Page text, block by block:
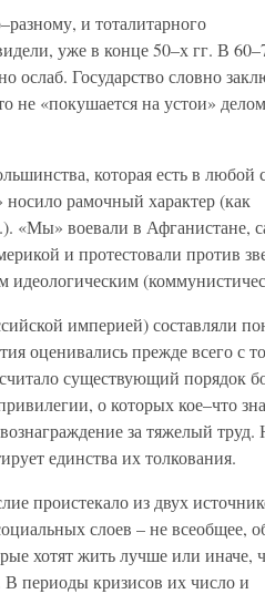
и тоталитарного
уже в конце 50–х гг. В
ослаб. Государство словно
не «покушается на устои»
которая есть в любой
носило рамочный характер (как
«Мы» воевали в Афганистане,
и протестовали против
идеологическим
империей) составляли
оценивались прежде всего с
существующий порядок
о которых кое–что
за тяжелый труд.
единства их толкования.
проистекало из двух
слоев – не всеобщее,
хотят жить лучше или иначе,
периоды кризисов их число и